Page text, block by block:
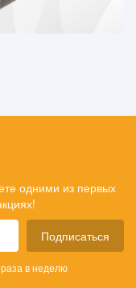
одними из первых
Подписаться
в неделю